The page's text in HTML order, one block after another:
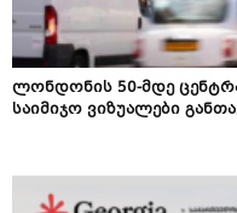
ლონდონის 50-მდე
საიმიჯო ვიზუალები